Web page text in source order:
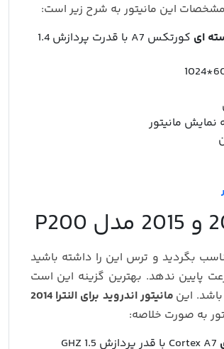
مشخصات این مانیتور به شرح زیر است:
کورتکس A7 با قدرت پردازش 1.4
مانیتور
بگردید و ترس این را داشته باشید
پایین ندهد. بهترین گزینه این است
این
مانیتور اندروید برای النترا 2014
به صورت خلاصه: